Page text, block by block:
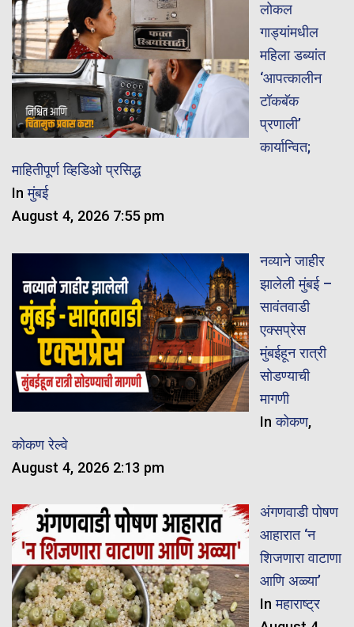
लोकल
गाड्यांमधील
महिला डब्यांत
‘आपत्कालीन
टॉकबॅक
प्रणाली’
कार्यान्वित;
माहितीपूर्ण व्हिडिओ प्रसिद्ध
Inमुंबई
August 4, 2026 7:55 pm
नव्याने जाहीर
झालेली मुंबई –
सावंतवाडी
एक्सप्रेस
मुंबईहून रात्री
सोडण्याची
मागणी
Inकोकण,
कोकण रेल्वे
August 4, 2026 2:13 pm
अंगणवाडी पोषण
आहारात ‘न
शिजणारा वाटाणा
आणि अळ्या’
Inमहाराष्ट्र